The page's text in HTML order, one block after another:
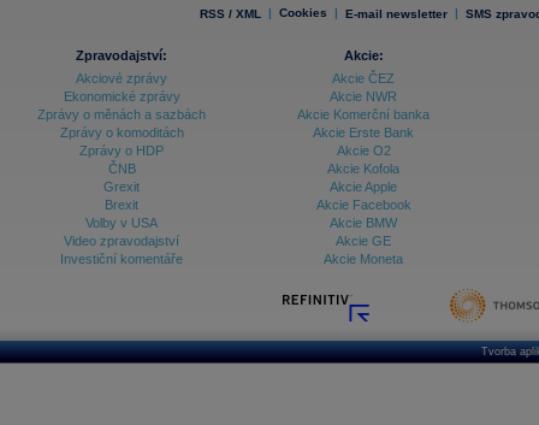
RSS / XML | Cookies | E-mail newsletter | SMS
Zpravodajství:
Akciové zprávy
Ekonomické zprávy
Zprávy o měnách a sazbách
Zprávy o komoditách
Zprávy o HDP
ČNB
Grexit
Brexit
Volby v USA
Video zpravodajství
Investiční komentáře
Akcie:
Akcie ČEZ
Akcie NWR
Akcie Komerční banka
Akcie Erste Bank
Akcie O2
Akcie Kofola
Akcie Apple
Akcie Facebook
Akcie BMW
Akcie GE
Akcie Moneta
Tvorba